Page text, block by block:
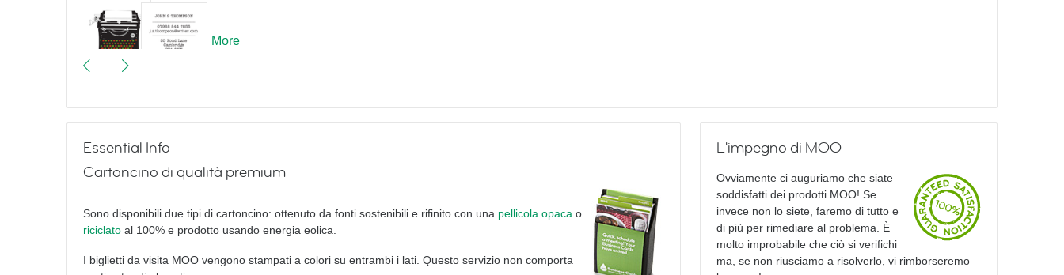
More
Vintage Typewriters
Yoga
Poses
Essential Info
Cartoncino di qualità premium
Sono disponibili due tipi di cartoncino: ottenuto da fonti sostenibili e rifinito con una pellicola opaca o
riciclato al 100% e prodotto usando energia eolica.
I biglietti da visita MOO vengono stampati a colori su entrambi i lati. Questo servizio non comporta
L'impegno di MOO
Ovviamente ci auguriamo che siate
soddisfatti dei prodotti MOO! Se
invece non lo siete, faremo di tutto e
di più per rimediare al problema. È
molto improbabile che ciò si verifichi
ma, se non riusciamo a risolverlo, vi rimborseremo